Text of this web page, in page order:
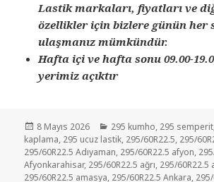
Lastik markaları, fiyatları ve
özellikler için bizlere günün her
ulaşmanız mümkündür.
Hafta içi ve hafta sonu 09.00-
yerimiz açıktır
Yayın
tarihi
8 Mayıs 2026 Kategoriler
295 kumho, 295 semperit
kaplama, 295 ucuz lastik, 295/60R22.5, 295/
295/60R22.5 Adıyaman, 295/60R22.5 afyon,
Afyonkarahisar, 295/60R22.5 ağrı, 295/60R22.5
295/60R22.5 amasya, 295/60R22.5 Ankara,